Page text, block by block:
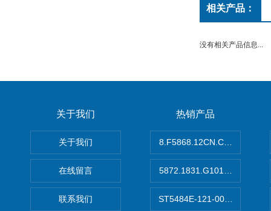
相关产品：
没有相关产品信息...
关于我们
关于我们
在线留言
联系我们
热销产品
8.F5868.12CN.C122德国
5872.1831.G101德国库伯勒
ST5484E-121-0032-00美国